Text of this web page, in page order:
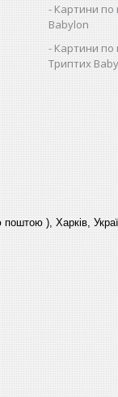
Картини по
Babylon
Картини по
Триптих
), Харків,